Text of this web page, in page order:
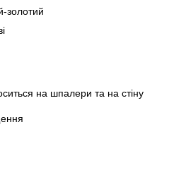
золотий
на шпалери та на стіну